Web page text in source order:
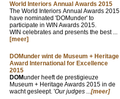
World Interiors Annual Awards 2015
The World Interiors Annual Awards 2015
have nominated 'DOMunder' to
participate in WIN Awards 2015.
WIN celebrates and presents the best ...
[meer]
DOMunder wint de Museum + Heritage
Award International for Excellence
2015
DOMunder heeft de prestigieuze
Museum + Heritage Awards 2015 in de
wacht gesleept. 'Our judges ...[meer]